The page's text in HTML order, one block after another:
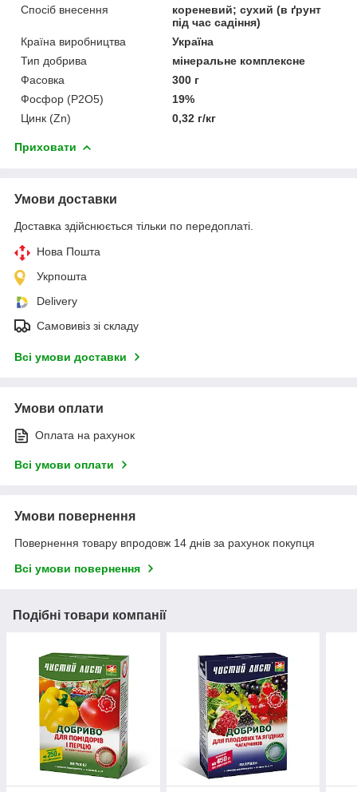
Спосіб внесення
кореневий; сухий (в ґрунт
під час садіння)
Країна виробництва
Україна
Тип добрива
мінеральне комплексне
Фасовка
300 г
Фосфор (P2O5)
19%
Цинк (Zn)
0,32 г/кг
Приховати
Умови доставки
Доставка здійснюється тільки по передоплаті.
Нова Пошта
Укрпошта
Delivery
Самовивіз зі складу
Всі умови доставки
Умови оплати
Оплата на рахунок
Всі умови оплати
Умови повернення
Повернення товару впродовж 14 днів за рахунок покупця
Всі умови повернення
Подібні товари компанії